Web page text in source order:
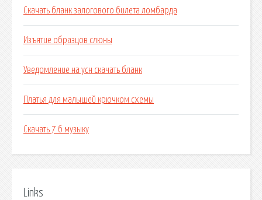
Скачать бланк залогового билета ломбарда
Изъятие образцов слюны
Уведомление на усн скачать бланк
Платья для малышей крючком схемы
Скачать 7 б музыку
Links